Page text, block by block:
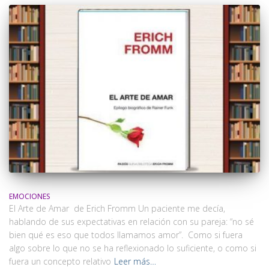
EMOCIONES
El Arte de Amar de Erich Fromm Un paciente me decía,
hablando de sus expectativas en relación con su pareja: “no sé
bien qué es eso que todos llamamos amor”. Como si fuera
algo sobre lo que no se ha reflexionado lo suficiente, o como si
fuera un concepto relativo Leer más…